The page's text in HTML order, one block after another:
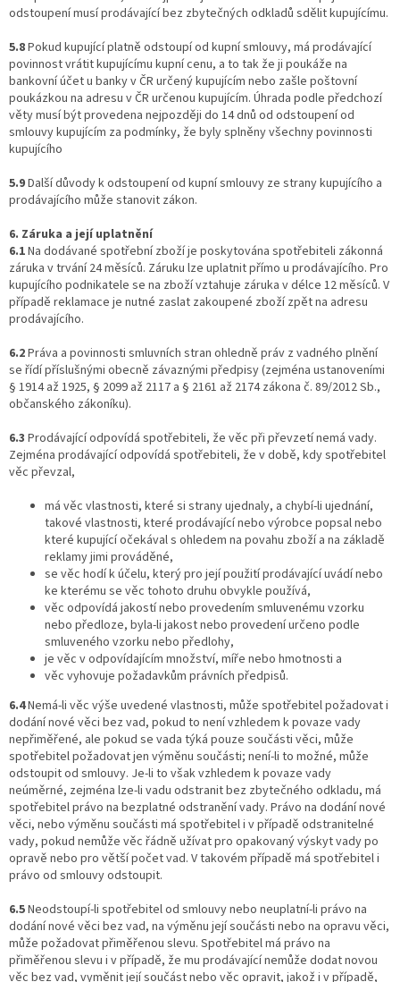
odstoupení musí prodávající bez zbytečných odkladů sdělit kupujícímu.
5.8Pokud kupující platně odstoupí od kupní smlouvy, má prodávající
povinnost vrátit kupujícímu kupní cenu, a to tak že ji poukáže na
bankovní účet u banky v ČR určený kupujícím nebo zašle poštovní
poukázkou na adresu v ČR určenou kupujícím. Úhrada podle předchozí
věty musí být provedena nejpozději do 14 dnů od odstoupení od
smlouvy kupujícím za podmínky, že byly splněny všechny povinnosti
kupujícího
5.9Další důvody k odstoupení od kupní smlouvy ze strany kupujícího a
prodávajícího může stanovit zákon.
6. Záruka a její uplatnění
6.1Na dodávané spotřební zboží je poskytována spotřebiteli zákonná
záruka v trvání 24 měsíců. Záruku lze uplatnit přímo u prodávajícího. Pro
kupujícího podnikatele se na zboží vztahuje záruka v délce 12 měsíců. V
případě reklamace je nutné zaslat zakoupené zboží zpět na adresu
prodávajícího.
6.2Práva a povinnosti smluvních stran ohledně práv z vadného plnění
se řídí příslušnými obecně závaznými předpisy (zejména ustanoveními
§ 1914 až 1925, § 2099 až 2117 a § 2161 až 2174 zákona č. 89/2012 Sb.,
občanského zákoníku).
6.3 Prodávající odpovídá spotřebiteli, že věc při převzetí nemá vady.
Zejména prodávající odpovídá spotřebiteli, že v době, kdy spotřebitel
věc převzal,
má věc vlastnosti, které si strany ujednaly, a chybí-li ujednání,
takové vlastnosti, které prodávající nebo výrobce popsal nebo
které kupující očekával s ohledem na povahu zboží a na základě
reklamy jimi prováděné,
se věc hodí k účelu, který pro její použití prodávající uvádí nebo
ke kterému se věc tohoto druhu obvykle používá,
věc odpovídá jakostí nebo provedením smluvenému vzorku
nebo předloze, byla-li jakost nebo provedení určeno podle
smluveného vzorku nebo předlohy,
je věc v odpovídajícím množství, míře nebo hmotnosti a
věc vyhovuje požadavkům právních předpisů.
6.4Nemá-li věc výše uvedené vlastnosti, může spotřebitel požadovat i
dodání nové věci bez vad, pokud to není vzhledem k povaze vady
nepřiměřené, ale pokud se vada týká pouze součásti věci, může
spotřebitel požadovat jen výměnu součásti; není-li to možné, může
odstoupit od smlouvy. Je-li to však vzhledem k povaze vady
neúměrné, zejména lze-li vadu odstranit bez zbytečného odkladu, má
spotřebitel právo na bezplatné odstranění vady. Právo na dodání nové
věci, nebo výměnu součásti má spotřebitel i v případě odstranitelné
vady, pokud nemůže věc řádně užívat pro opakovaný výskyt vady po
opravě nebo pro větší počet vad. V takovém případě má spotřebitel i
právo od smlouvy odstoupit.
6.5Neodstoupí-li spotřebitel od smlouvy nebo neuplatní-li právo na
dodání nové věci bez vad, na výměnu její součásti nebo na opravu věci,
může požadovat přiměřenou slevu. Spotřebitel má právo na
přiměřenou slevu i v případě, že mu prodávající nemůže dodat novou
věc bez vad, vyměnit její součást nebo věc opravit, jakož i v případě,